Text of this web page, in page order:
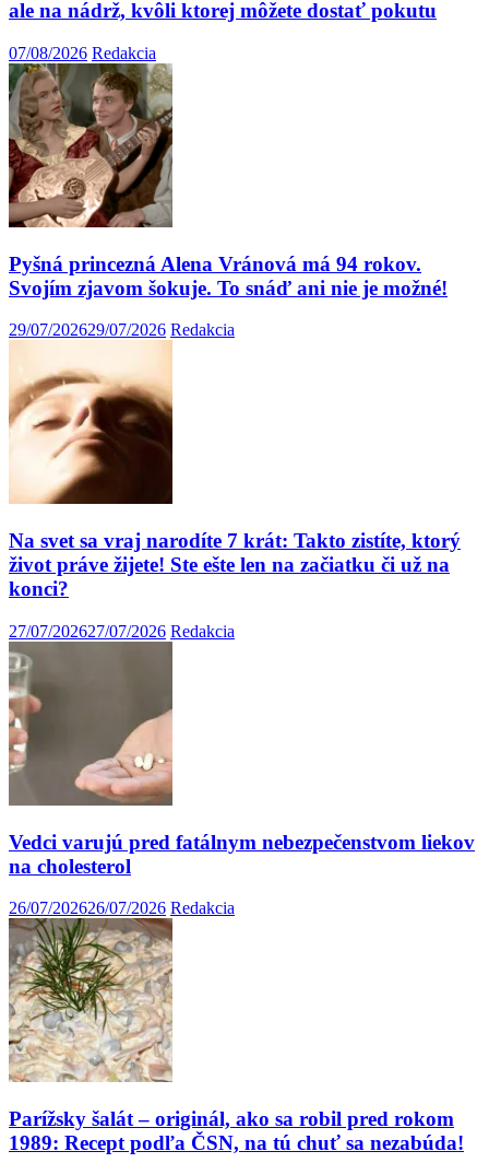
ale na nádrž, kvôli ktorej môžete dostať pokutu
07/08/2026 Redakcia
Pyšná princezná Alena Vránová má 94 rokov.
Svojím zjavom šokuje. To snáď ani nie je možné!
29/07/202629/07/2026 Redakcia
Na svet sa vraj narodíte 7 krát: Takto zistíte, ktorý
život práve žijete! Ste ešte len na začiatku či už na
konci?
27/07/202627/07/2026 Redakcia
Vedci varujú pred fatálnym nebezpečenstvom liekov
na cholesterol
26/07/202626/07/2026 Redakcia
Parížsky šalát – originál, ako sa robil pred rokom
1989: Recept podľa ČSN, na tú chuť sa nezabúda!